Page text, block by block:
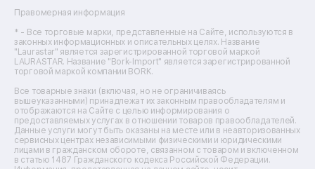
Ремонт фенов
Ремонт цифровых биноклей
Ремонт тепловизоров
Ремонт массажных кресел
Ремонт водонагревателей
Ремонт вытяжек
Ремонт источников бесперебойного питания
Ремонт пароварок
Ремонт микшерных пультов
Ремонт dj-пультов
Ремонт кухонных плит
Ремонт стедикамов
Правомерная информация
* - Все торговые марки, представленные на Сайте, используются в
законных информационных и описательных целях. Название
"Laurastar" является зарегистрированной торговой маркой
LAURASTAR. Название "Bork-Import" является зарегистрированной
торговой маркой компании BORK.
Все товарные знаки (включая, но не ограничиваясь
вышеуказанными) принадлежат их законным правообладателям и
отображаются на Сайте с целью информирования о
предоставляемых услугах в отношении товаров правообладателей.
Данные услуги могут быть оказаны на месте или в неавторизованных
сервисных центрах независимыми физическими и юридическими
лицами в гражданском обороте, связанном с товаром и включенном
в статью 1487 Гражданского кодекса Российской Федерации.